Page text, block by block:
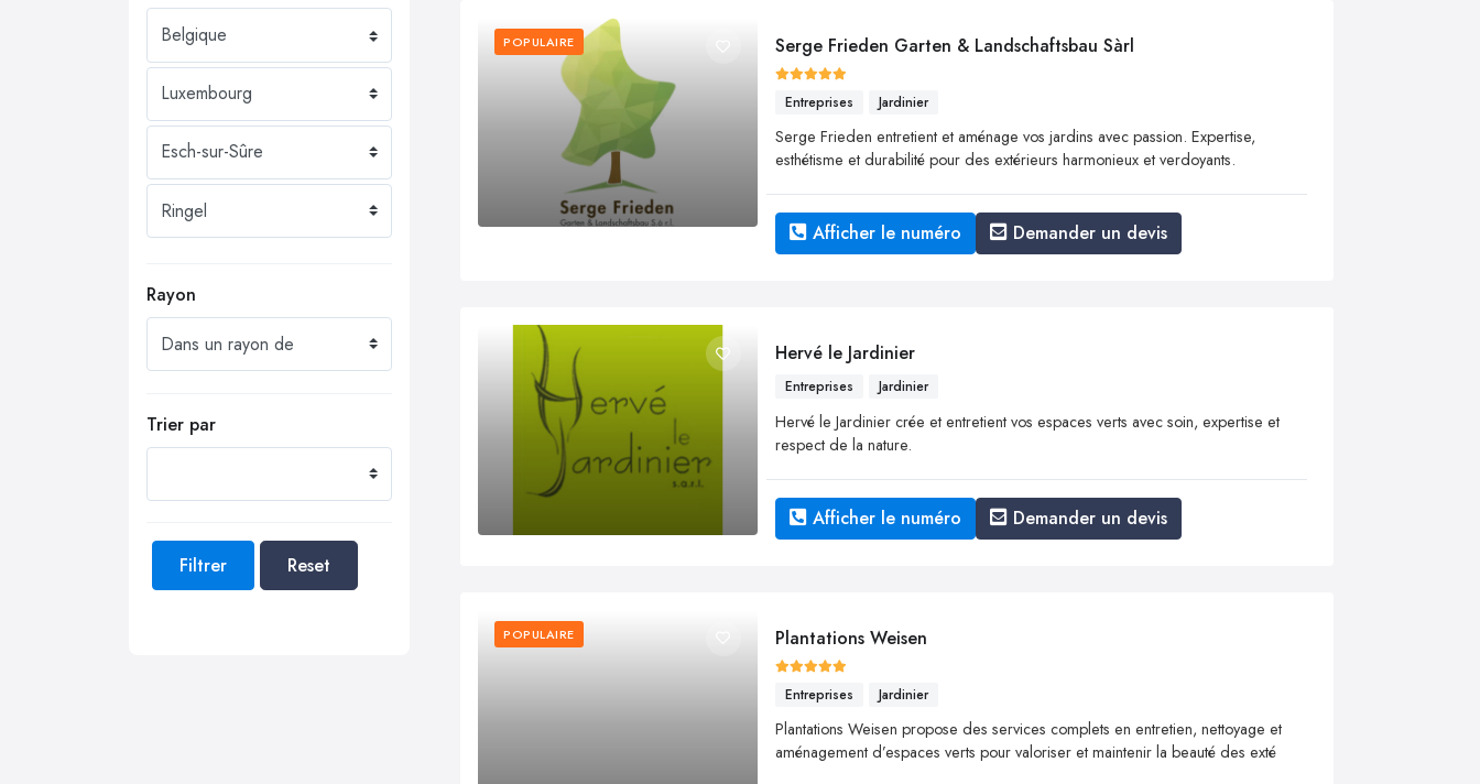
Rayon
Trier par
Filtrer Reset
POPULAIRE Serge Frieden Garten & Landschaftsbau Sàrl
Entreprises Jardinier
Serge Frieden entretient et aménage vos jardins avec passion. Expertise,
esthétisme et durabilité pour des extérieurs harmonieux et verdoyants.
Afficher le numéro Demander un devis
Hervé le Jardinier
Entreprises Jardinier
Hervé le Jardinier crée et entretient vos espaces verts avec soin, expertise et
respect de la nature.
Afficher le numéro Demander un devis
POPULAIRE Plantations Weisen
Entreprises Jardinier
Plantations Weisen propose des services complets en entretien, nettoyage et
aménagement d’espaces verts pour valoriser et maintenir la beauté des exté